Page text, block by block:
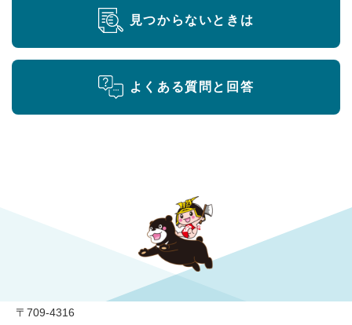
見つからないときは
よくある質問と回答
〒709-4316